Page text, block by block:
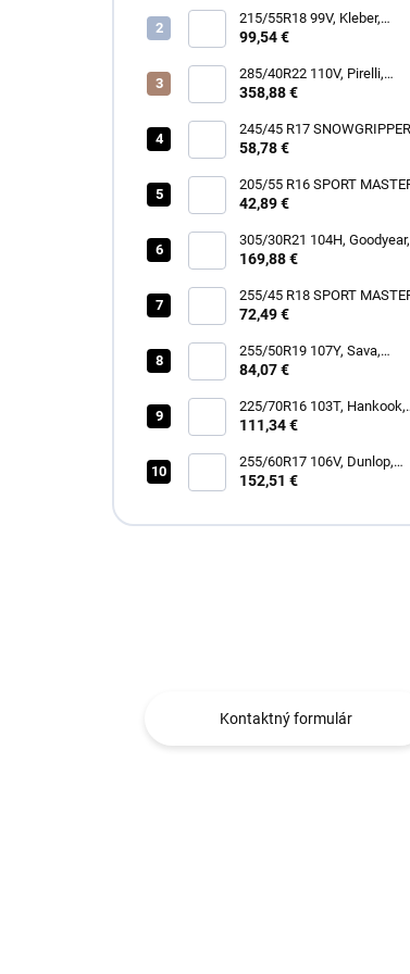
215/55R18 99V, Kleber,
DYNAXER HP5 SUV
99,54 €
285/40R22 110V, Pirelli,
SCORPION ZERO ALL
358,88 €
245/45 R17 SNOWGRIPPER I
58,78 €
205/55 R16 SPORT MASTER
[91] V
42,89 €
305/30R21 104H, Goodyear,
EAGLE TOURING
169,88 €
255/45 R18 SPORT MASTER
72,49 €
255/50R19 107Y, Sava,
INTENSA SUV 2
84,07 €
225/70R16 103T, Hankook,
RF11 DYNAPRO AT2
111,34 €
255/60R17 106V, Dunlop,
SPORT RESPONSE
152,51 €
Kontaktný formulár